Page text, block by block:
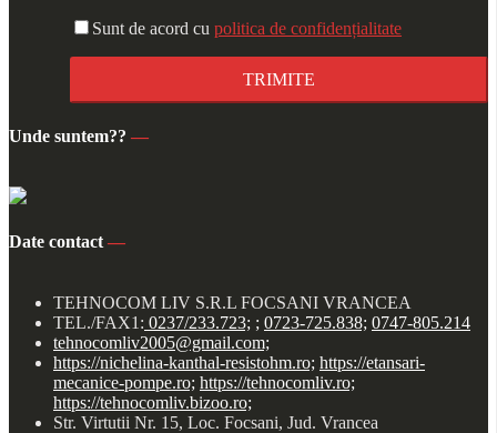
Sunt de acord cu politica de confidențialitate
Unde suntem?? —
Date contact —
TEHNOCOM LIV S.R.L FOCSANI VRANCEA
TEL./FAX1: 0237/233.723; ; 0723-725.838; 0747-805.214
tehnocomliv2005@gmail.com;
https://nichelina-kanthal-resistohm.ro; https://etansari-
mecanice-pompe.ro; https://tehnocomliv.ro;
https://tehnocomliv.bizoo.ro;
Str. Virtutii Nr. 15, Loc. Focsani, Jud. Vrancea